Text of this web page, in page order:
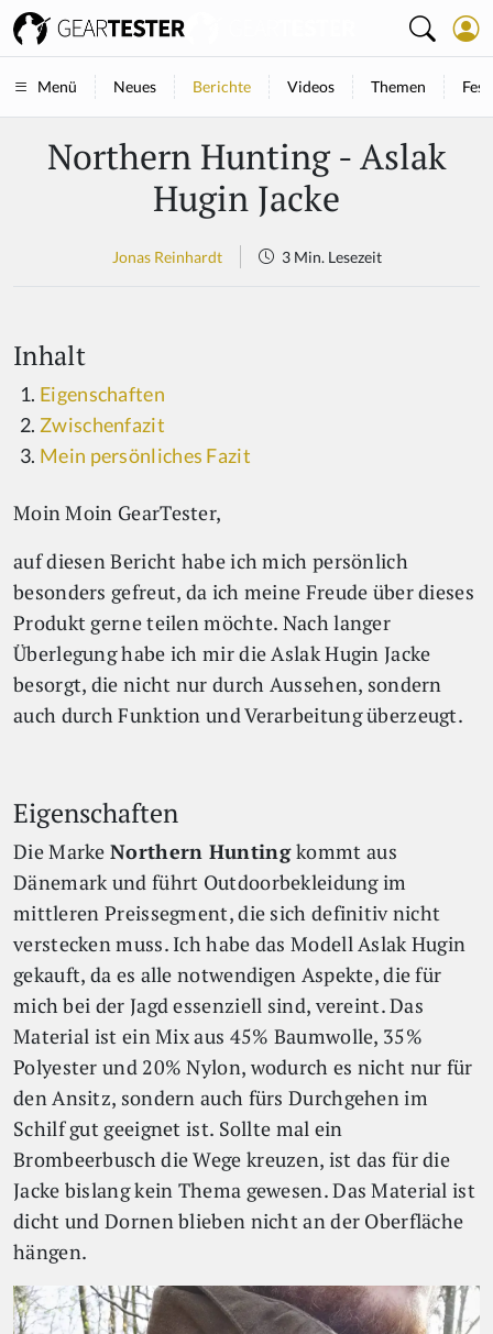
Menü Neues Berichte Videos Themen
Northern Hunting - Aslak
Hugin Jacke
Jonas Reinhardt 3 Min. Lesezeit
Inhalt
Eigenschaften
Zwischenfazit
Mein persönliches Fazit
Moin Moin GearTester,
auf diesen Bericht habe ich mich persönlich
besonders gefreut, da ich meine Freude über dieses
Produkt gerne teilen möchte. Nach langer
Überlegung habe ich mir die Aslak Hugin Jacke
besorgt, die nicht nur durch Aussehen, sondern
auch durch Funktion und Verarbeitung überzeugt.
Eigenschaften
Die Marke Northern Huntingkommt aus
Dänemark und führt Outdoorbekleidung im
mittleren Preissegment, die sich definitiv nicht
verstecken muss. Ich habe das Modell Aslak Hugin
gekauft, da es alle notwendigen Aspekte, die für
mich bei der Jagd essenziell sind, vereint. Das
Material ist ein Mix aus 45% Baumwolle, 35%
Polyester und 20% Nylon, wodurch es nicht nur für
den Ansitz, sondern auch fürs Durchgehen im
Schilf gut geeignet ist. Sollte mal ein
Brombeerbusch die Wege kreuzen, ist das für die
Jacke bislang kein Thema gewesen. Das Material ist
dicht und Dornen blieben nicht an der Oberfläche
hängen.